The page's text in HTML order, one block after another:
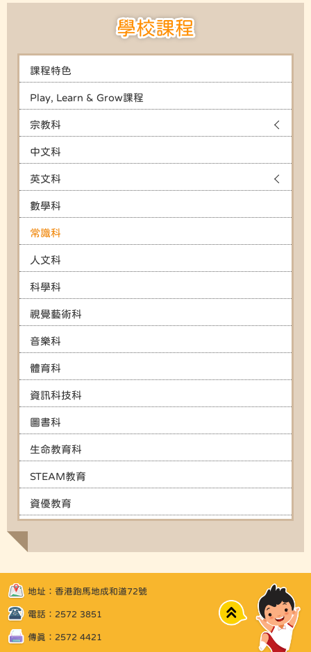
學校課程
課程特色
Play, Learn & Grow課程
宗教科
中文科
英文科
數學科
常識科
人文科
科學科
視覺藝術科
音樂科
體育科
資訊科技科
圖書科
生命教育科
STEAM教育
資優教育
地址：香港跑馬地成和道72號
電話：2572 3851
傳真：2572 4421
Top